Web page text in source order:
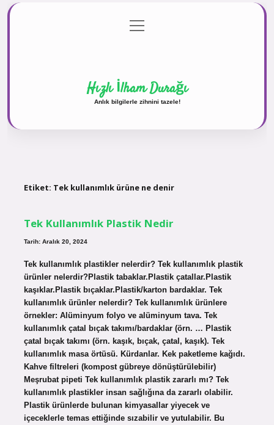
Gizlilik Politikası
menüyü
aç
Hızlı İlham Durağı
Anlık bilgilerle zihnini tazele!
Etiket: Tek kullanımlık ürüne ne denir
Tek Kullanımlık Plastik Nedir
Tarih: Aralık 20, 2024
Tek kullanımlık plastikler nelerdir? Tek kullanımlık plastik
ürünler nelerdir?Plastik tabaklar.Plastik çatallar.Plastik
kaşıklar.Plastik bıçaklar.Plastik/karton bardaklar. Tek
kullanımlık ürünler nelerdir? Tek kullanımlık ürünlere
örnekler: Alüminyum folyo ve alüminyum tava. Tek
kullanımlık çatal bıçak takımı/bardaklar (örn. … Plastik
çatal bıçak takımı (örn. kaşık, bıçak, çatal, kaşık). Tek
kullanımlık masa örtüsü. Kürdanlar. Kek paketleme kağıdı.
Kahve filtreleri (kompost gübreye dönüştürülebilir)
Meşrubat pipeti Tek kullanımlık plastik zararlı mı? Tek
kullanımlık plastikler insan sağlığına da zararlı olabilir.
Plastik ürünlerde bulunan kimyasallar yiyecek ve
içeceklerle temas ettiğinde sızabilir ve yutulabilir. Bu